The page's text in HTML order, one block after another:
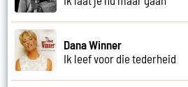
Dana Winner
Ik leef voor die tederheid